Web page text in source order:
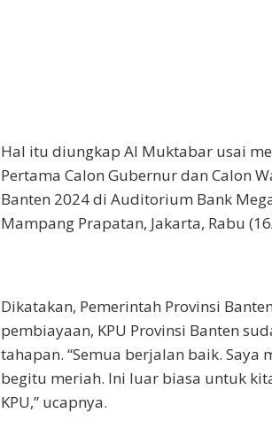
Hal itu diungkap Al Muktabar usai
Pertama Calon Gubernur dan Calon
Banten 2024 di Auditorium Bank
Mampang Prapatan, Jakarta, Rabu
Dikatakan, Pemerintah Provinsi
pembiayaan, KPU Provinsi Banten
tahapan. “Semua berjalan baik. Saya
begitu meriah. Ini luar biasa untuk
KPU,” ucapnya.